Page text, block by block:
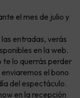
el mes de julio y
entradas, verás
en la web.
te lo querrás perder
el bono
del espectáculo.
en la recepción